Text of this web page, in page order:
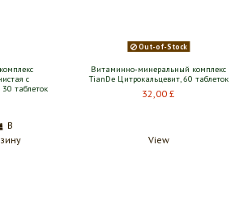
с
таблеток
В
Out-of-Stock
Витаминно-минеральный комплекс
TianDe Цитрокальцевит, 60 таблеток
32,00 £
View